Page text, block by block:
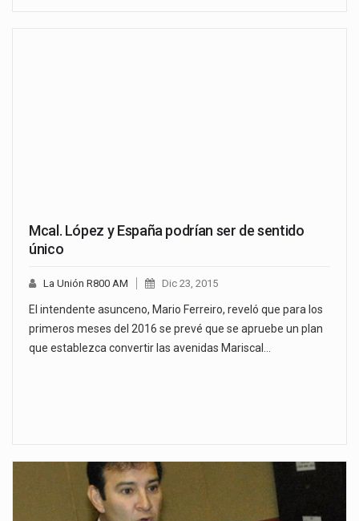
Mcal. López y España podrían ser de sentido
único
La Unión R800 AM Dic 23, 2015
El intendente asunceno, Mario Ferreiro, reveló que para los
primeros meses del 2016 se prevé que se apruebe un plan
que establezca convertir las avenidas Mariscal…